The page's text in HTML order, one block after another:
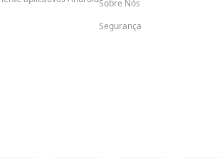
Sobre Nós
Segurança